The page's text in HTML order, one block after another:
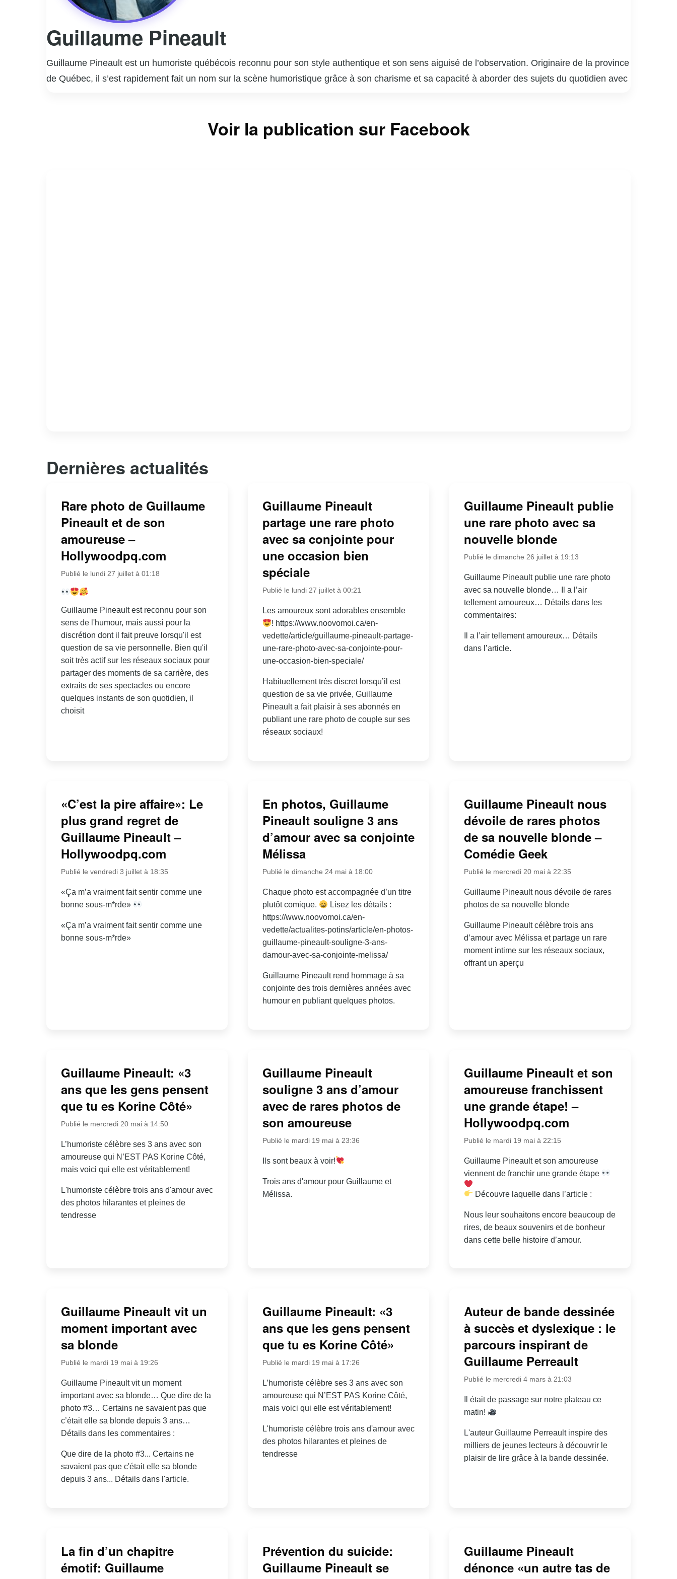
Guillaume Pineault
Guillaume Pineault est un humoriste québécois reconnu pour son style authentique et son sens aiguisé de l’observation. Originaire de la province
de Québec, il s’est rapidement fait un nom sur la scène humoristique grâce à son charisme et sa capacité à aborder des sujets du quotidien avec
ainsi sa présence dans le paysage médiatique québécois. Son approche humoristique, à la fois accessible et réfléchie, lui a permis de toucher un
large public et de se démarquer dans un milieu compétitif. Guillaume Pineault continue d’évoluer en tant qu’artiste, explorant de nouveaux
Voir la publication sur Facebook
Dernières actualités
Rare photo de Guillaume
Pineault et de son
amoureuse –
Hollywoodpq.com
Publié le lundi 27 juillet à 01:18
Guillaume Pineault est reconnu pour son
sens de l'humour, mais aussi pour la
discrétion dont il fait preuve lorsqu'il est
question de sa vie personnelle. Bien qu'il
soit très actif sur les réseaux sociaux pour
partager des moments de sa carrière, des
extraits de ses spectacles ou encore
quelques instants de son quotidien, il
choisit
Guillaume Pineault
partage une rare photo
avec sa conjointe pour
une occasion bien
spéciale
Publié le lundi 27 juillet à 00:21
Les amoureux sont adorables ensemble
! https://www.noovomoi.ca/en-
vedette/article/guillaume-pineault-partage-
une-rare-photo-avec-sa-conjointe-pour-
une-occasion-bien-speciale/
Habituellement très discret lorsqu’il est
question de sa vie privée, Guillaume
Pineault a fait plaisir à ses abonnés en
publiant une rare photo de couple sur ses
réseaux sociaux!
Guillaume Pineault publie
une rare photo avec sa
nouvelle blonde
Publié le dimanche 26 juillet à 19:13
Guillaume Pineault publie une rare photo
avec sa nouvelle blonde… Il a l’air
tellement amoureux… Détails dans les
commentaires:
Il a l’air tellement amoureux… Détails
dans l’article.
«C’est la pire affaire»: Le
plus grand regret de
Guillaume Pineault –
Hollywoodpq.com
Publié le vendredi 3 juillet à 18:35
«Ça m’a vraiment fait sentir comme une
bonne sous-m*rde»
«Ça m’a vraiment fait sentir comme une
bonne sous-m*rde»
En photos, Guillaume
Pineault souligne 3 ans
d’amour avec sa conjointe
Mélissa
Publié le dimanche 24 mai à 18:00
Chaque photo est accompagnée d’un titre
plutôt comique.
Lisez les détails :
https://www.noovomoi.ca/en-
vedette/actualites-potins/article/en-photos-
guillaume-pineault-souligne-3-ans-
damour-avec-sa-conjointe-melissa/
Guillaume Pineault rend hommage à sa
conjointe des trois dernières années avec
humour en publiant quelques photos.
Guillaume Pineault nous
dévoile de rares photos
de sa nouvelle blonde –
Comédie Geek
Publié le mercredi 20 mai à 22:35
Guillaume Pineault nous dévoile de rares
photos de sa nouvelle blonde
Guillaume Pineault célèbre trois ans
d’amour avec Mélissa et partage un rare
moment intime sur les réseaux sociaux,
offrant un aperçu
Guillaume Pineault: «3
ans que les gens pensent
que tu es Korine Côté»
Publié le mercredi 20 mai à 14:50
L’humoriste célèbre ses 3 ans avec son
amoureuse qui N’EST PAS Korine Côté,
mais voici qui elle est véritablement!
L'humoriste célèbre trois ans d'amour avec
des photos hilarantes et pleines de
tendresse
Guillaume Pineault
souligne 3 ans d’amour
avec de rares photos de
son amoureuse
Publié le mardi 19 mai à 23:36
Ils sont beaux à voir!
Trois ans d'amour pour Guillaume et
Mélissa.
Guillaume Pineault et son
amoureuse franchissent
une grande étape! –
Hollywoodpq.com
Publié le mardi 19 mai à 22:15
Guillaume Pineault et son amoureuse
viennent de franchir une grande étape
Découvre laquelle dans l’article :
Nous leur souhaitons encore beaucoup de
rires, de beaux souvenirs et de bonheur
dans cette belle histoire d’amour.
Guillaume Pineault vit un
moment important avec
sa blonde
Publié le mardi 19 mai à 19:26
Guillaume Pineault vit un moment
important avec sa blonde… Que dire de la
photo #3… Certains ne savaient pas que
c’était elle sa blonde depuis 3 ans…
Détails dans les commentaires :
Que dire de la photo #3... Certains ne
savaient pas que c'était elle sa blonde
depuis 3 ans... Détails dans l'article.
Guillaume Pineault: «3
ans que les gens pensent
que tu es Korine Côté»
Publié le mardi 19 mai à 17:26
L’humoriste célèbre ses 3 ans avec son
amoureuse qui N’EST PAS Korine Côté,
mais voici qui elle est véritablement!
L'humoriste célèbre trois ans d'amour avec
des photos hilarantes et pleines de
tendresse
Auteur de bande dessinée
à succès et dyslexique : le
parcours inspirant de
Guillaume Perreault
Publié le mercredi 4 mars à 21:03
Il était de passage sur notre plateau ce
matin!
L'auteur Guillaume Perreault inspire des
milliers de jeunes lecteurs à découvrir le
plaisir de lire grâce à la bande dessinée.
La fin d’un chapitre
émotif: Guillaume
Prévention du suicide:
Guillaume Pineault se
Guillaume Pineault
dénonce «un autre tas de